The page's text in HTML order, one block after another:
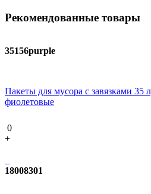
Рекомендованные товары
35156purple
Пакеты для мусора с завязками
фиолетовые
0
+
18008301